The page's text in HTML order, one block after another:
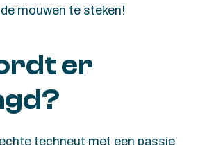
mouwen te steken!
er
techneut met een passie